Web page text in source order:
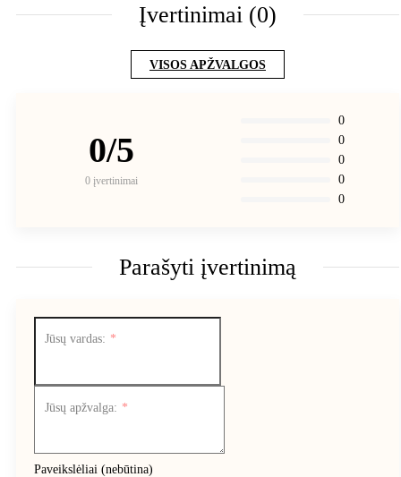
Įvertinimai (0)
VISOS APŽVALGOS
0/5
0 įvertinimai
0
0
0
0
0
Parašyti įvertinimą
Jūsų vardas:
Jūsų apžvalga:
Paveikslėliai (nebūtina)